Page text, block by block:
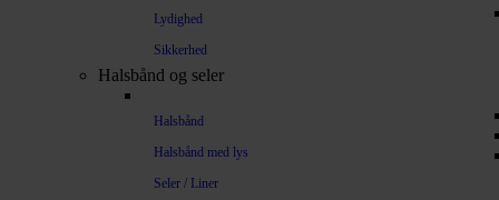
Lydighed
Sikkerhed
Halsbånd og seler
Halsbånd
Halsbånd med lys
Seler / Liner